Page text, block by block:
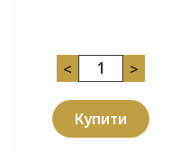
< >
Купити